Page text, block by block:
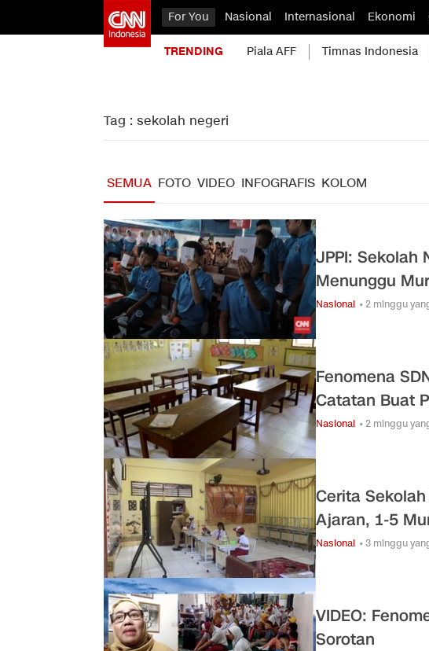
For You Nasional Internasional Ekonomi
TRENDING Piala AFF Timnas Indonesia
Tag : sekolah negeri
SEMUA FOTO VIDEO INFOGRAFIS KOLOM
JPPI: Sekolah
Menunggu
Nasional • 2 minggu
Fenomena
Catatan Buat
Nasional • 2 minggu
Cerita
Ajaran, 1-5
Nasional • 3 minggu
VIDEO:
Sorotan